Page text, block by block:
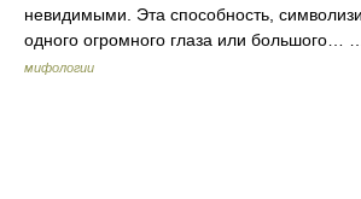
невидимыми. Эта способность,
одного огромного глаза или большого…
мифологии